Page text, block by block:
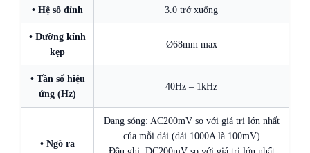
• Hệ số đỉnh 3.0 trở xuống
• Đường kính
kẹp
Ø68mm max
• Tần số hiệu
ứng (Hz)
40Hz – 1kHz
• Ngõ ra
Dạng sóng: AC200mV so với giá trị lớn nhất
của mỗi dải (dải 1000A là 100mV)